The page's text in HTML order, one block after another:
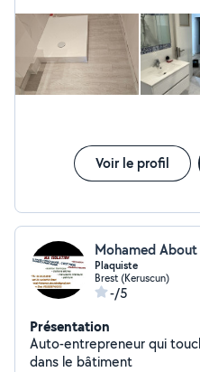
Voir le profil
Mohamed
Plaquiste
Brest (Keruscun)
-/5
Présentation
Auto-entrepreneur qui
dans le bâtiment